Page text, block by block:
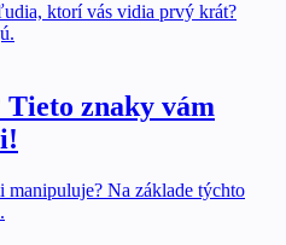
ktorí vás vidia prvý krát?
znaky vám
manipuluje? Na základe týchto